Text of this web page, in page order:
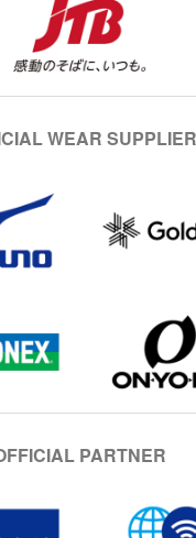
WEAR SUPPLIER
PARTNER